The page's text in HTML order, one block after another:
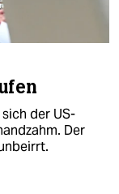
der US-
Der